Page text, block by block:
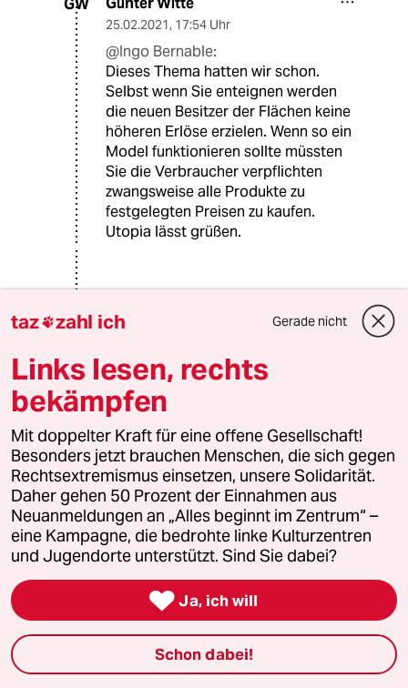
25.02.2021, 17:54 Uhr
@Ingo Bernable:
Dieses Thema hatten wir schon.
Selbst wenn Sie enteignen werden
die neuen Besitzer der Flächen keine
höheren Erlöse erzielen. Wenn so ein
Model funktionieren sollte müssten
Sie die Verbraucher verpflichten
zwangsweise alle Produkte zu
festgelegten Preisen zu kaufen.
Utopia lässt grüßen.
25.02.2021
"Selbst wenn Sie enteignen werden
die neuen Besitzer der Flächen keine
höheren Erlöse erzielen."
Das wäre ja auch gar nicht das Ziel,
sondern dem dauerhaft defizitären
System einen Rahmen zu geben der
besser passt als eine nur noch
simulierte Marktwirtschaft.
Günter Witte
26.02.2021,12:17 Uhr
@Ingo Bernable:
Das " dauerhaft defizitäre " können
taz zahl ich Gerade nicht
Links lesen, rechts
bekämpfen
Mit doppelter Kraft für eine offene Gesellschaft!
Besonders jetzt brauchen Menschen, die sich gegen
Rechtsextremismus einsetzen, unsere Solidarität.
Daher gehen 50 Prozent der Einnahmen aus
Neuanmeldungen an „Alles beginnt im Zentrum“ –
eine Kampagne, die bedrohte linke Kulturzentren
und Jugendorte unterstützt. Sind Sie dabei?
 Ja, ich will
Schon dabei!